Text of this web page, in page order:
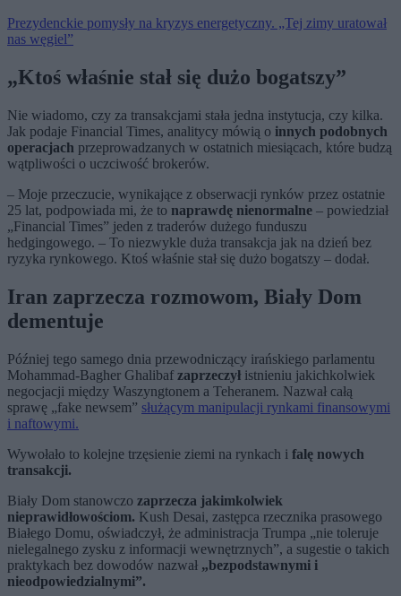
Prezydenckie pomysły na kryzys energetyczny. „Tej zimy uratował
nas węgiel”
„Ktoś właśnie stał się dużo bogatszy”
Nie wiadomo, czy za transakcjami stała jedna instytucja, czy kilka.
Jak podaje Financial Times, analitycy mówią o innych podobnych
operacjach przeprowadzanych w ostatnich miesiącach, które budzą
wątpliwości o uczciwość brokerów.
– Moje przeczucie, wynikające z obserwacji rynków przez ostatnie
25 lat, podpowiada mi, że to naprawdę nienormalne – powiedział
„Financial Times” jeden z traderów dużego funduszu
hedgingowego. – To niezwykle duża transakcja jak na dzień bez
ryzyka rynkowego. Ktoś właśnie stał się dużo bogatszy – dodał.
Iran zaprzecza rozmowom, Biały Dom
dementuje
Później tego samego dnia przewodniczący irańskiego parlamentu
Mohammad‑Bagher Ghalibaf zaprzeczył istnieniu jakichkolwiek
negocjacji między Waszyngtonem a Teheranem. Nazwał całą
sprawę „fake newsem” służącym manipulacji rynkami finansowymi
i naftowymi.
Wywołało to kolejne trzęsienie ziemi na rynkach i falę nowych
transakcji.
Biały Dom stanowczo zaprzecza jakimkolwiek
nieprawidłowościom. Kush Desai, zastępca rzecznika prasowego
Białego Domu, oświadczył, że administracja Trumpa „nie toleruje
nielegalnego zysku z informacji wewnętrznych”, a sugestie o takich
praktykach bez dowodów nazwał „bezpodstawnymi i
nieodpowiedzialnymi”.